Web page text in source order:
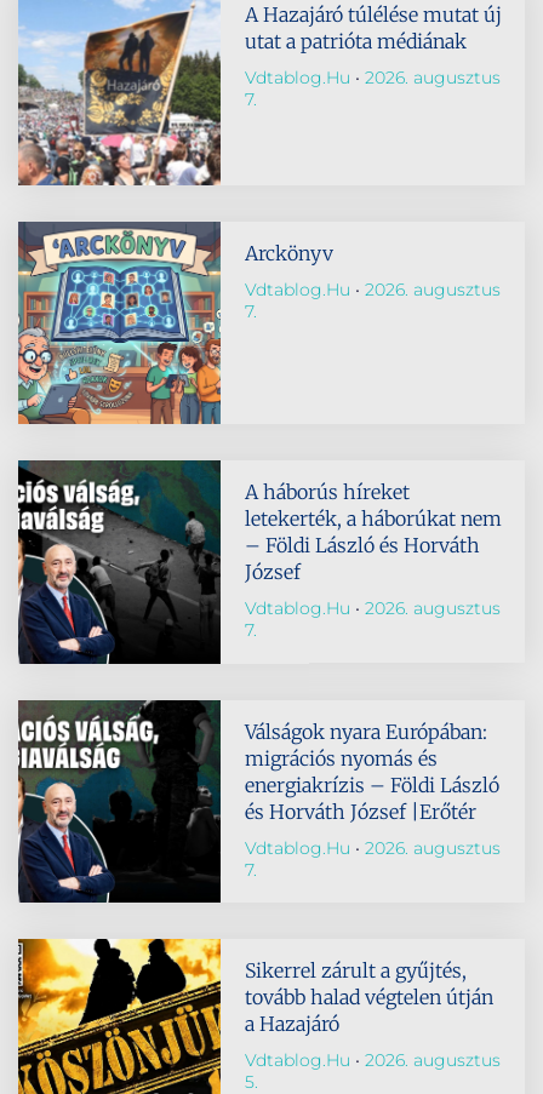
A Hazajáró túlélése mutat új
utat a patrióta médiának
Vdtablog.hu
2026. augusztus
7.
Arckönyv
Vdtablog.hu
2026. augusztus
7.
A háborús híreket
letekerték, a háborúkat nem
– Földi László és Horváth
József
Vdtablog.hu
2026. augusztus
7.
Válságok nyara Európában:
migrációs nyomás és
energiakrízis – Földi László
és Horváth József |Erőtér
Vdtablog.hu
2026. augusztus
7.
Sikerrel zárult a gyűjtés,
tovább halad végtelen útján
a Hazajáró
Vdtablog.hu
2026. augusztus
5.